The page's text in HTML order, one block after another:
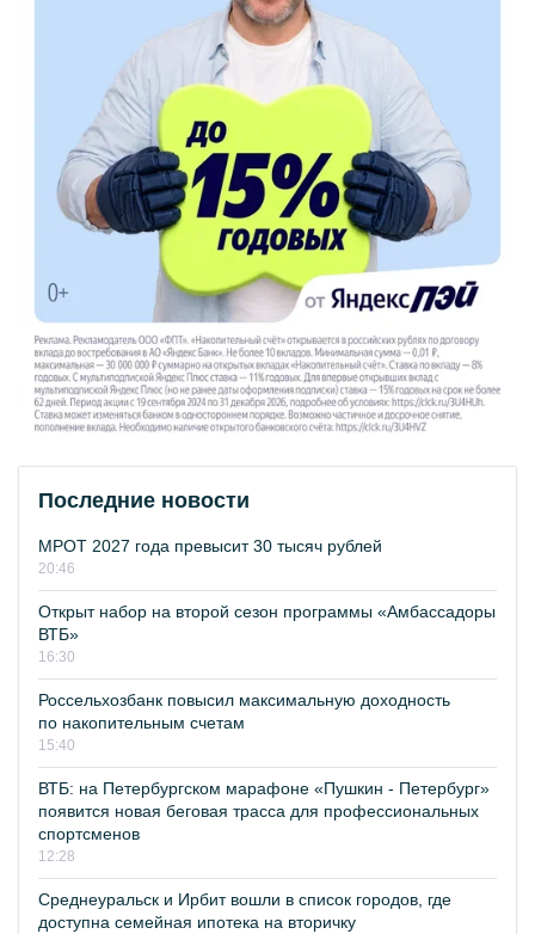
Последние новости
МРОТ 2027 года превысит 30 тысяч рублей
20:46
Открыт набор на второй сезон программы «Амбассадоры
ВТБ»
16:30
Россельхозбанк повысил максимальную доходность
по накопительным счетам
15:40
ВТБ: на Петербургском марафоне «Пушкин - Петербург»
появится новая беговая трасса для профессиональных
спортсменов
12:28
Среднеуральск и Ирбит вошли в список городов, где
доступна семейная ипотека на вторичку